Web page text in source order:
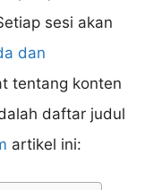
sesi akan
dan
tentang konten
daftar judul
artikel ini: